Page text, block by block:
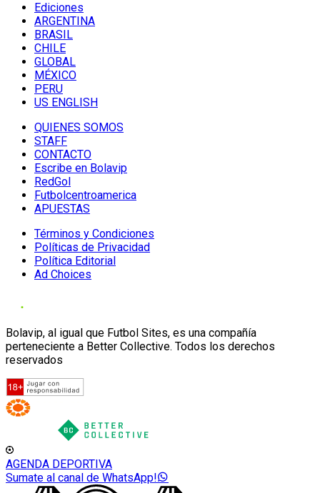
Ediciones
ARGENTINA
BRASIL
CHILE
GLOBAL
MÉXICO
PERU
US ENGLISH
QUIENES SOMOS
STAFF
CONTACTO
Escribe en Bolavip
RedGol
Futbolcentroamerica
APUESTAS
Términos y Condiciones
Políticas de Privacidad
Política Editorial
Ad Choices
Bolavip, al igual que Futbol Sites, es una compañía
perteneciente a Better Collective. Todos los derechos
reservados
AGENDA DEPORTIVA
Sumate al canal de WhatsApp!